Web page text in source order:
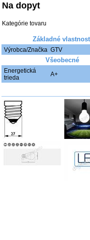
Na dopyt
Kategórie tovaru
Základné
Výrobca/Značka GTV
Všeobecné
Energetická
trieda
A+